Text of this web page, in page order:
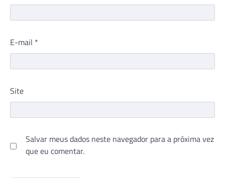
E-mail *
Site
Salvar meus dados neste navegador para a próxima vez
que eu comentar.